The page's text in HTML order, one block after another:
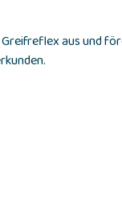
aus und